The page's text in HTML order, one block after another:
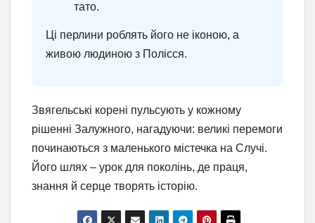
тато.
Ці перлини роблять його не іконою, а
живою людиною з Полісся.
Звягельські корені пульсують у кожному
рішенні Залужного, нагадуючи: великі перемоги
починаються з маленького містечка на Случі.
Його шлях – урок для поколінь, де праця,
знання й серце творять історію.